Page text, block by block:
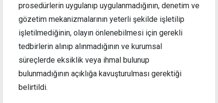
prosedürlerin uygulanıp uygulanmadığının, denetim ve
gözetim mekanizmalarının yeterli şekilde işletilip
işletilmediğinin, olayın önlenebilmesi için gerekli
tedbirlerin alınıp alınmadığının ve kurumsal
süreçlerde eksiklik veya ihmal bulunup
bulunmadığının açıklığa kavuşturulması gerektiği
belirtildi.